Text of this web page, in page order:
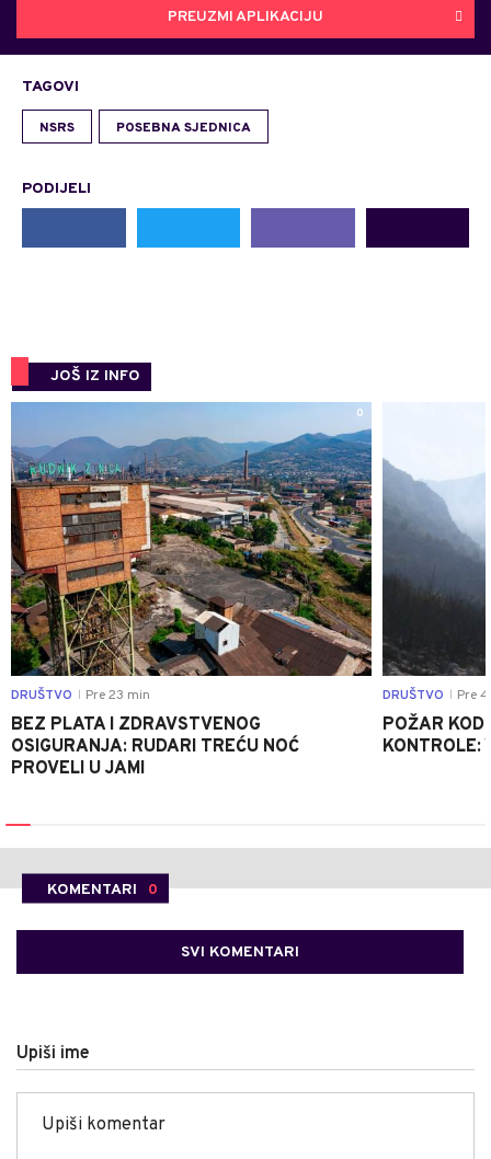
PREUZMI APLIKACIJU
TAGOVI
NSRS POSEBNA SJEDNICA
PODIJELI
JOŠ IZ INFO
0
DRUŠTVO Pre 23 min
BEZ PLATA I ZDRAVSTVENOG
OSIGURANJA: RUDARI TREĆU NOĆ
PROVELI U JAMI
DRUŠTVO Pre
POŽAR KOD
KONTROLE:
KOMENTARI 0
SVI KOMENTARI
Upiši ime